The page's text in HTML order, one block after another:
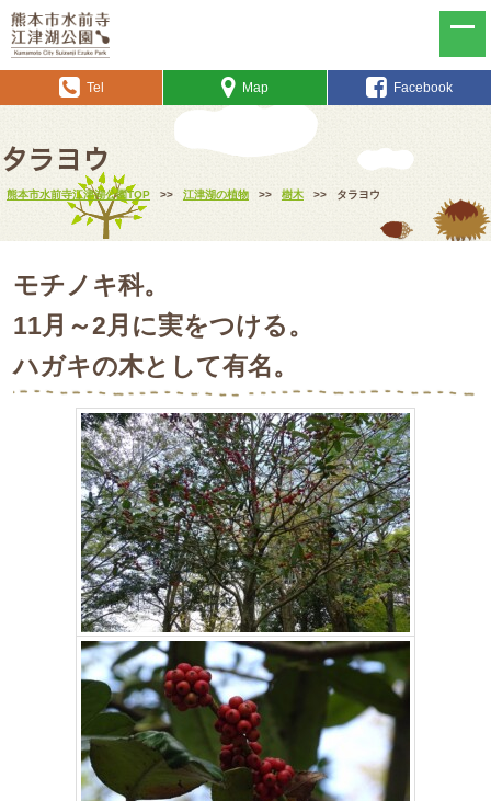
Tel Map Facebook
タラヨウ
熊本市水前寺江津湖公園TOP >> 江津湖の植物 >> 樹木 >> タラヨウ
モチノキ科。
11月～2月に実をつける。
ハガキの木として有名。